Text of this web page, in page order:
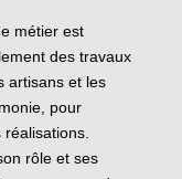
métier est
des travaux
artisans et les
pour
rôle et ses